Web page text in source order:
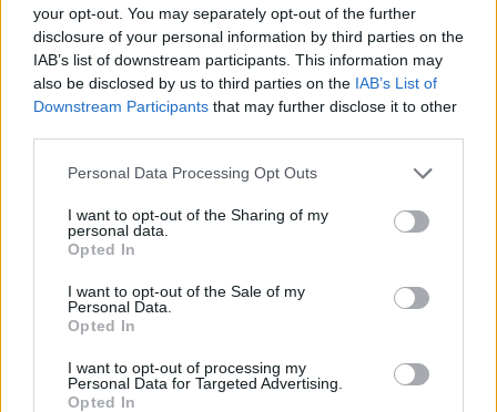
your opt-out. You may separately opt-out of the further
disclosure of your personal information by third parties on the
IAB’s list of downstream participants. This information may
also be disclosed by us to third parties on the IAB’s List of
Downstream Participants that may further disclose it to other
Please note that this website/app uses one or more Google
not limited to your visit or usage behaviour. You may click to
grant or deny consent to Google and its third-party tags to
use your data for below specified purposes in below Google
consent section.
Personal Data Processing Opt Outs
I want to opt-out of the Sharing of my
personal data.
Opted In
I want to opt-out of the Sale of my
Personal Data.
Opted In
I want to opt-out of processing my
Personal Data for Targeted Advertising.
Opted In
TEMI:
Batteria Militare Di Capo D’Orso
Batteria Palau
Bocche Di Bonifacio
Comune Di Palau
Demanio Capo D’orso
Demanio Palau
Ex Batteria Palau
Franco Manna
Notizie Palau
i tuoi video e le tue foto
345 356 7512
Notizie in tempo reale?